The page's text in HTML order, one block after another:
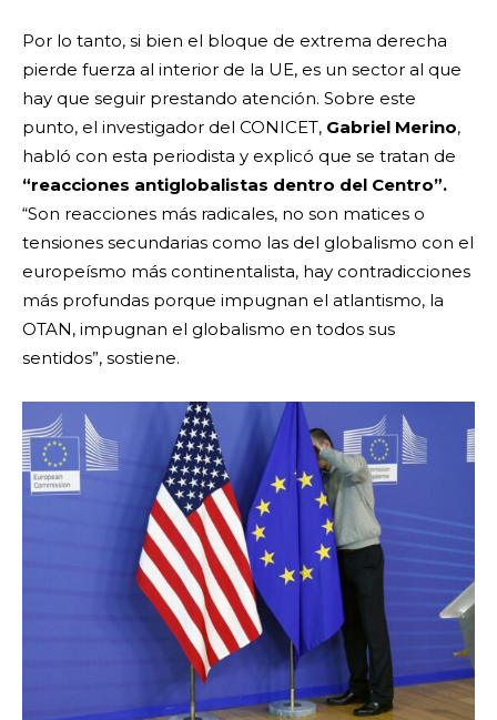
Por lo tanto, si bien el bloque de extrema derecha
pierde fuerza al interior de la UE, es un sector al que
hay que seguir prestando atención. Sobre este
punto, el investigador del CONICET, Gabriel Merino,
habló con esta periodista y explicó que se tratan de
“reacciones antiglobalistas dentro del Centro”.
“Son reacciones más radicales, no son matices o
tensiones secundarias como las del globalismo con el
europeísmo más continentalista, hay contradicciones
más profundas porque impugnan el atlantismo, la
OTAN, impugnan el globalismo en todos sus
sentidos”, sostiene.